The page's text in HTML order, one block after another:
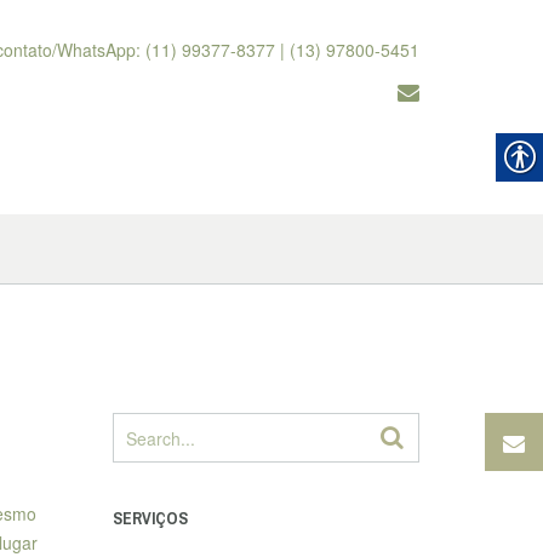
WhatsApp: (11) 99377-8377 | (13) 97800-5451
SERVIÇOS